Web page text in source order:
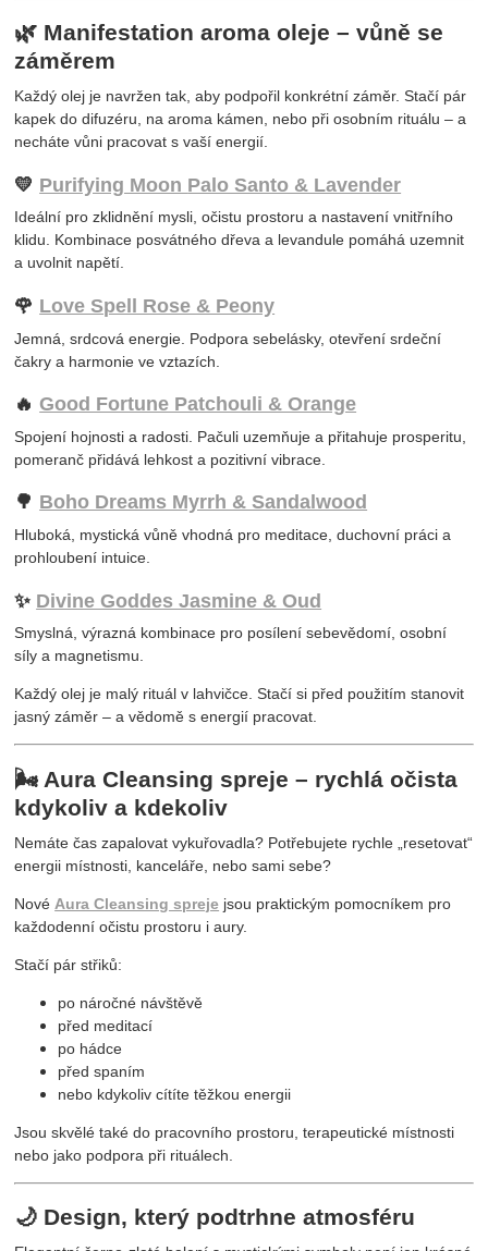
🌿 Manifestation aroma oleje – vůně se
záměrem
Každý olej je navržen tak, aby podpořil konkrétní záměr. Stačí pár
kapek do difuzéru, na aroma kámen, nebo při osobním rituálu – a
necháte vůni pracovat s vaší energií.
💛 Purifying Moon Palo Santo & Lavender
Ideální pro zklidnění mysli, očistu prostoru a nastavení vnitřního
klidu. Kombinace posvátného dřeva a levandule pomáhá uzemnit
a uvolnit napětí.
🌹 Love Spell Rose & Peony
Jemná, srdcová energie. Podpora sebelásky, otevření srdeční
čakry a harmonie ve vztazích.
🔥Good Fortune Patchouli & Orange
Spojení hojnosti a radosti. Pačuli uzemňuje a přitahuje prosperitu,
pomeranč přidává lehkost a pozitivní vibrace.
🌳 Boho Dreams Myrrh & Sandalwood
Hluboká, mystická vůně vhodná pro meditace, duchovní práci a
prohloubení intuice.
✨ Divine Goddes Jasmine & Oud
Smyslná, výrazná kombinace pro posílení sebevědomí, osobní
síly a magnetismu.
Každý olej je malý rituál v lahvičce. Stačí si před použitím stanovit
jasný záměr – a vědomě s energií pracovat.
🌬 Aura Cleansing spreje – rychlá očista
kdykoliv a kdekoliv
Nemáte čas zapalovat vykuřovadla? Potřebujete rychle „resetovat“
energii místnosti, kanceláře, nebo sami sebe?
Nové Aura Cleansing spreje jsou praktickým pomocníkem pro
každodenní očistu prostoru i aury.
Stačí pár střiků:
po náročné návštěvě
před meditací
po hádce
před spaním
nebo kdykoliv cítíte těžkou energii
Jsou skvělé také do pracovního prostoru, terapeutické místnosti
nebo jako podpora při rituálech.
🌙 Design, který podtrhne atmosféru